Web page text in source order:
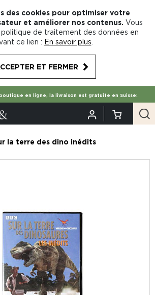
des cookies pour optimiser votre
et améliorer nos contenus. Vous
de traitement des données en
ce lien : En savoir plus
ET FERMER
en ligne, la livraison est gratuite en Suisse!
la terre des dino inédits